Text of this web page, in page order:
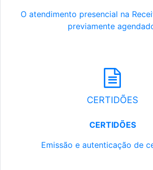
O atendimento presencial na
previamente
CERTIDÕES
CERTIDÕES
Emissão e autenticação de